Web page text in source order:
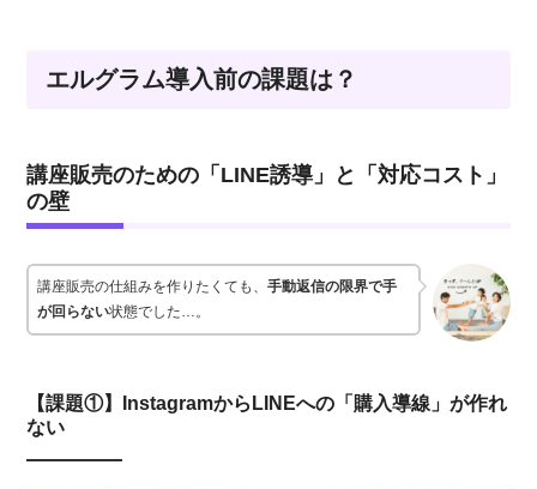
エルグラム導入前の課題は？
講座販売のための「LINE誘導」と「対応コスト」
の壁
講座販売の仕組みを作りたくても、手動返信の限界で手
が回らない状態でした…。
【課題①】InstagramからLINEへの「購入導線」が作れ
ない